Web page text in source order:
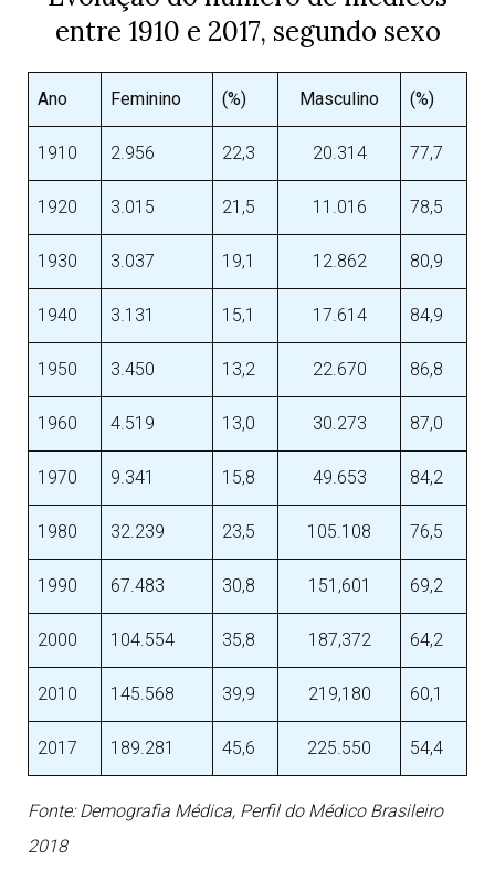
entre 1910 e 2017, segundo sexo
Ano Feminino (%) Masculino (%)
1910 2.956 22,3 20.314 77,7
1920 3.015 21,5 11.016 78,5
1930 3.037 19,1 12.862 80,9
1940 3.131 15,1 17.614 84,9
1950 3.450 13,2 22.670 86,8
1960 4.519 13,0 30.273 87,0
1970 9.341 15,8 49.653 84,2
1980 32.239 23,5 105.108 76,5
1990 67.483 30,8 151,601 69,2
2000 104.554 35,8 187,372 64,2
2010 145.568 39,9 219,180 60,1
2017 189.281 45,6 225.550 54,4
Fonte: Demografia Médica, Perfil do Médico Brasileiro
2018